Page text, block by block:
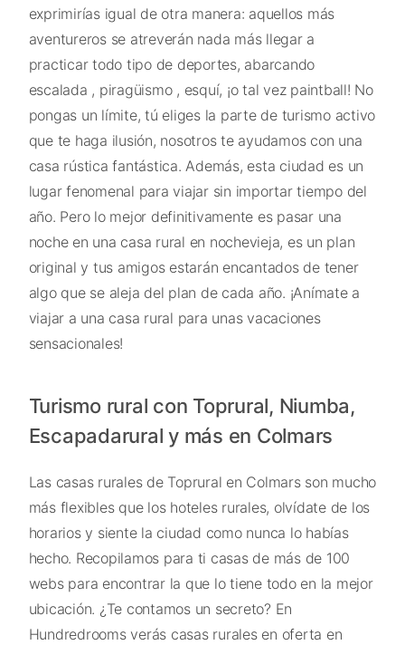
exprimirías igual de otra manera: aquellos más
aventureros se atreverán nada más llegar a
practicar todo tipo de deportes, abarcando
escalada , piragüismo , esquí, ¡o tal vez paintball! No
pongas un límite, tú eliges la parte de turismo activo
que te haga ilusión, nosotros te ayudamos con una
casa rústica fantástica. Además, esta ciudad es un
lugar fenomenal para viajar sin importar tiempo del
año. Pero lo mejor definitivamente es pasar una
noche en una casa rural en nochevieja, es un plan
original y tus amigos estarán encantados de tener
algo que se aleja del plan de cada año. ¡Anímate a
viajar a una casa rural para unas vacaciones
sensacionales!
Turismo rural con Toprural, Niumba,
Escapadarural y más en Colmars
Las casas rurales de Toprural en Colmars son mucho
más flexibles que los hoteles rurales, olvídate de los
horarios y siente la ciudad como nunca lo habías
hecho. Recopilamos para ti casas de más de 100
webs para encontrar la que lo tiene todo en la mejor
ubicación. ¿Te contamos un secreto? En
Hundredrooms verás casas rurales en oferta en